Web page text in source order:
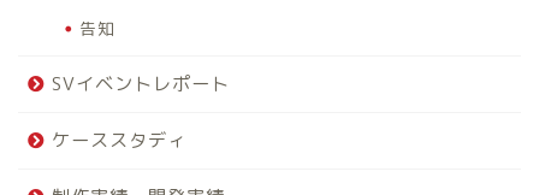
告知
SVイベントレポート
ケーススタディ